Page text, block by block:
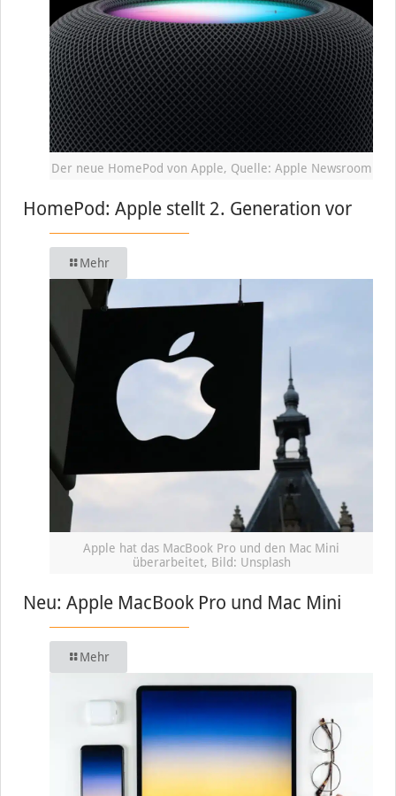
Der neue HomePod von Apple, Quelle: Apple Newsroom
HomePod: Apple stellt 2. Generation vor
Mehr
Apple hat das MacBook Pro und den Mac Mini
überarbeitet, Bild: Unsplash
Neu: Apple MacBook Pro und Mac Mini
Mehr